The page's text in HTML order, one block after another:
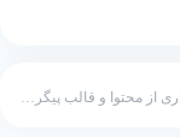
تمام حقوق برای این وب سایت محفوظ می باشد و کپی برداری از محتوا و قالب پیگرد قانونی دارد.